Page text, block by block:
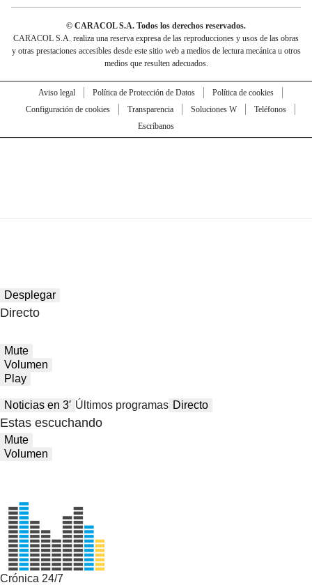
© CARACOL S.A. Todos los derechos reservados.
CARACOL S.A. realiza una reserva expresa de las reproducciones y usos de las obras
y otras prestaciones accesibles desde este sitio web a medios de lectura mecánica u otros
medios que resulten adecuados.
Aviso legal Política de Protección de Datos
Política de cookies
Configuración de cookies
Transparencia Soluciones W
Teléfonos
Escríbanos
Desplegar
Directo
Mute
Volumen
Play
Noticias en 3′ Últimos programas Directo
Estas escuchando
Mute
Volumen
Crónica 24/7